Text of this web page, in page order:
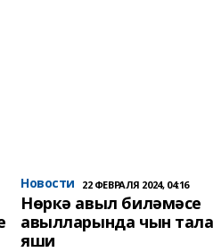
Новости 22 ФЕВРАЛЯ 2024, 04:16
Нөркә авыл биләмәсе
авылларында чын
яши